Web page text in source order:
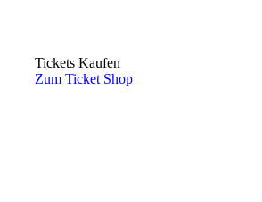
Tickets Kaufen
Zum Ticket Shop